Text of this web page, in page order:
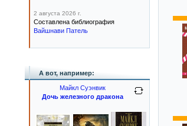
2 августа 2026 г.
Составлена библиография
Вайшнави Патель
А вот, например:
Майкл Суэнвик
Дочь железного дракона